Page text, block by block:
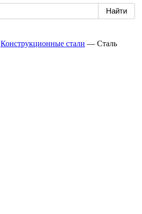
Конструкционные стали — Сталь